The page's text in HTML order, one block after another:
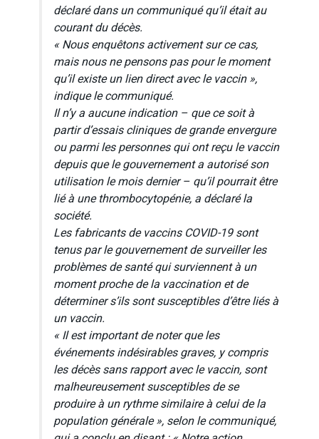
déclaré dans un communiqué qu’il était au
courant du décès.
« Nous enquêtons activement sur ce cas,
mais nous ne pensons pas pour le moment
qu’il existe un lien direct avec le vaccin »,
indique le communiqué.
Il n’y a aucune indication – que ce soit à
partir d’essais cliniques de grande envergure
ou parmi les personnes qui ont reçu le vaccin
depuis que le gouvernement a autorisé son
utilisation le mois dernier – qu’il pourrait être
lié à une thrombocytopénie, a déclaré la
société.
Les fabricants de vaccins COVID-19 sont
tenus par le gouvernement de surveiller les
problèmes de santé qui surviennent à un
moment proche de la vaccination et de
déterminer s’ils sont susceptibles d’être liés à
un vaccin.
« Il est important de noter que les
événements indésirables graves, y compris
les décès sans rapport avec le vaccin, sont
malheureusement susceptibles de se
produire à un rythme similaire à celui de la
population générale », selon le communiqué,